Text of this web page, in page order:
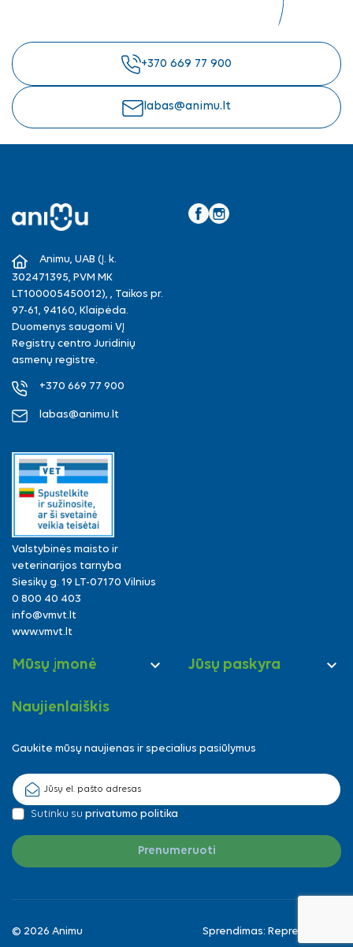
+370 669 77 900
labas@animu.lt
Animu, UAB (Į. k.
302471395, PVM MK
LT100005450012), , Taikos pr.
97-61, 94160, Klaipėda.
Duomenys saugomi VĮ
Registrų centro Juridinių
asmenų registre.
+370 669 77 900
labas@animu.lt
Valstybinės maisto ir
veterinarijos tarnyba
Siesikų g. 19 LT-07170 Vilnius
0 800 40 403
info@vmvt.lt
www.vmvt.lt
Mūsų įmonė  Jūsų paskyra 
Naujienlaiškis
Gaukite mūsų naujienas ir specialius pasiūlymus
Sutinku su privatumo politika
© 2026 Animu Sprendimas: Reprezentuok